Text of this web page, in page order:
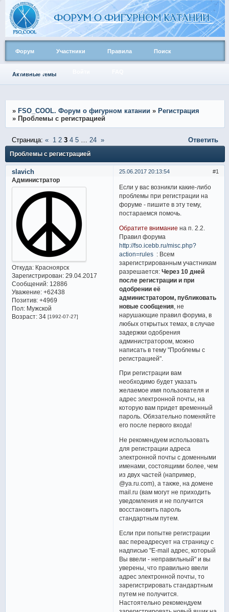
Форум Участники Правила Поиск
Активные темы
» FSO_COOL. Форум о фигурном катании » Регистрация
» Проблемы с регистрацией
Проблемы с регистрацией
Страница: « 1 2 3 4 5 24 » Ответить
1
25.06.2017 20:13:54
slavich
Администратор
Откуда:Красноярск
Зарегистрирован: 29.04.2017
Сообщений:12886
Уважение: +62438
Позитив: +4969
Пол:Мужской
Возраст:34 [1992-07-27]
Если у вас возникли какие-либо
проблемы при регистрации на
форуме - пишите в эту тему,
постараемся помочь.
Обратите внимание на п. 2.2.
Правил форума
http://fso.icebb.ru/misc.php?
action=rules : Всем
зарегистрированным участникам
разрешается:Через 10 дней
после регистрации и при
одобрении её
администратором, публиковать
новые сообщения , не
нарушающие правил форума, в
любых открытых темах, в случае
задержки одобрения
администратором, можно
написать в тему "Проблемы с
регистрацией".
При регистрации вам
необходимо будет указать
желаемое имя пользователя и
адрес электронной почты, на
которую вам придет временный
пароль. Обязательно поменяйте
его после первого входа!
Не рекомендуем использовать
для регистрации адреса
электронной почты с доменными
именами, состоящими более, чем
из двух частей (например,
@ya.ru.com), а также, на домене
mail.ru (вам могут не приходить
уведомления и не получится
восстановить пароль
стандартным путем.
Если при попытке регистрации
вас переадресует на страницу с
надписью "E-mail адрес, который
Вы ввели - неправильный" и вы
уверены, что правильно ввели
адрес электронной почты, то
зарегистрировать стандартным
путем не получится.
Настоятельно рекомендуем